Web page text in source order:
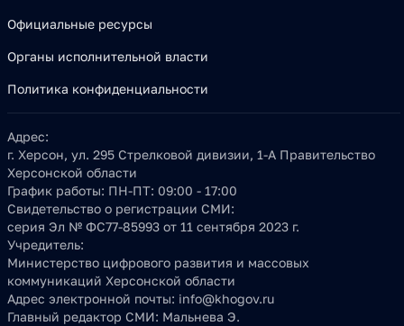
Официальные ресурсы
Органы исполнительной власти
Политика конфиденциальности
Адрес:
г. Херсон, ул. 295 Стрелковой дивизии, 1-А Правительство
Херсонской области
График работы: ПН-ПТ: 09:00 - 17:00
Свидетельство о регистрации СМИ:
серия Эл № ФС77-85993 от 11 сентября 2023 г.
Учредитель:
Министерство цифрового развития и массовых
коммуникаций Херсонской области
Адрес электронной почты: info@khogov.ru
Главный редактор СМИ: Мальнева Э.